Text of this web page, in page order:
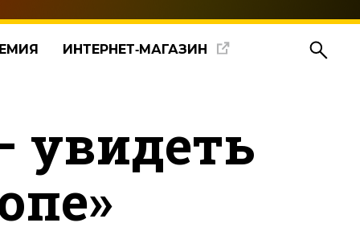
ИНТЕРНЕТ‑МАГАЗИН
увидеть